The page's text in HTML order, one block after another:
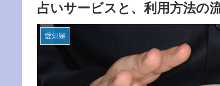
占いサービスと、利用方法の
愛知県